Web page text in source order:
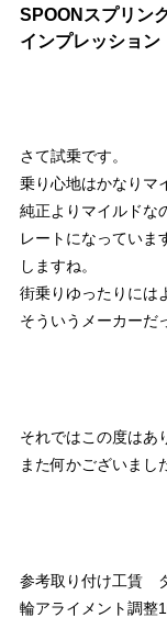
SPOONスプリン
インプレッション
さて試乗です。
乗り心地はかなりマ
純正よりマイルドな
レートになっていま
しますね。
街乗りゆったりには
そういうメーカーだ
それではこの度はあ
また何かございまし
参考取り付け工賃
輪アライメント調整